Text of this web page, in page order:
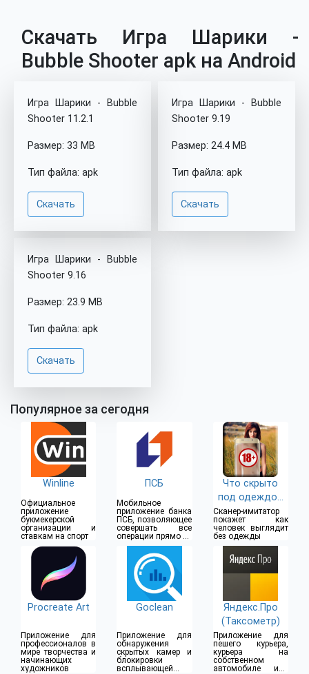
Скачать Игра Шарики -
Bubble Shooter apk на Android
Игра Шарики - Bubble
Shooter 11.2.1
Размер: 33 MB
Тип файла: apk
Скачать
Игра Шарики - Bubble
Shooter 9.19
Размер: 24.4 MB
Тип файла: apk
Скачать
Игра Шарики - Bubble
Shooter 9.16
Размер: 23.9 MB
Тип файла: apk
Скачать
Популярное за сегодня
Winline
Официальное
приложение
букмекерской
организации и
ставкам на спорт
ПСБ
Мобильное
приложение банка
ПСБ, позволяющее
совершать все
операции прямо из
дома
Что скрыто
под одеждой
(18+)
Сканер-имитатор
покажет как
человек выглядит
без одежды
Procreate Art
Приложение для
профессионалов в
мире творчества и
начинающих
художников
Goclean
Приложение для
обнаружения
скрытых камер и
блокировки
всплывающей
Яндекс.Про
(Таксометр)
Приложение для
пешего курьера,
курьера на
собственном
автомобиле или